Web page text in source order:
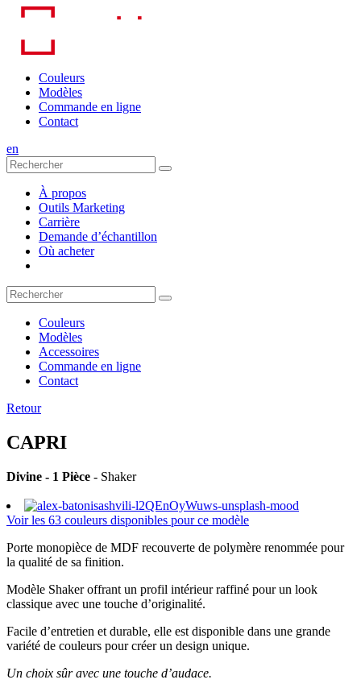
Skip
content
Couleurs
Modèles
Commande en ligne
Contact
en
À propos
Outils Marketing
Carrière
Demande d’échantillon
Où acheter
Couleurs
Modèles
Accessoires
Commande en ligne
Contact
Retour
CAPRI
Divine - 1 Pièce - Shaker
Voir les 63 couleurs disponibles pour ce modèle
Porte monopièce de MDF recouverte de polymère renommée pour
la qualité de sa finition.
Modèle Shaker offrant un profil intérieur raffiné pour un look
classique avec une touche d’originalité.
Facile d’entretien et durable, elle est disponible dans une grande
variété de couleurs pour créer un design unique.
Un choix sûr avec une touche d’audace.